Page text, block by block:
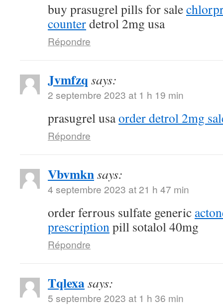
buy prasugrel pills for sale
counterdetrol 2mg usa
Répondre
Jvmfzq says:
2 septembre 2023 at 1 h 19 min
prasugrel usaorder detrol 2mg
Répondre
Vbvmknsays:
4 septembre 2023 at 21 h 47 min
order ferrous sulfate generic
prescriptionpill sotalol 40mg
Répondre
Tqlexasays:
5 septembre 2023 at 1 h 36 min